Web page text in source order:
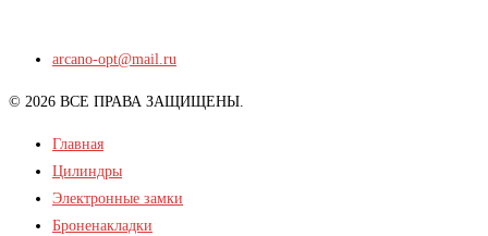
arcano-opt@mail.ru
© 2026 ВСЕ ПРАВА ЗАЩИЩЕНЫ.
Главная
Цилиндры
Электронные замки
Броненакладки